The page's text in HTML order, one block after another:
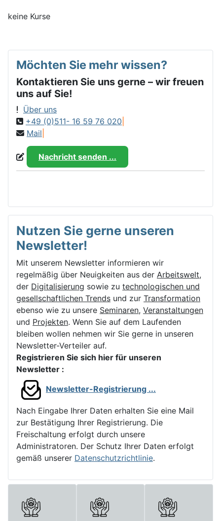
keine Kurse
Möchten Sie mehr wissen?
Kontaktieren Sie uns gerne – wir freuen
uns auf Sie!
Über uns
+49 (0)511- 16 59 76 020
Mail
Nachricht senden ...
Nutzen Sie gerne unseren
Newsletter!
Mit unserem Newsletter informieren wir
regelmäßig über Neuigkeiten aus der Arbeitswelt,
der Digitalisierung sowie zu technologischen und
gesellschaftlichen Trends und zur Transformation
ebenso wie zu unsere Seminaren, Veranstaltungen
und Projekten. Wenn Sie auf dem Laufenden
bleiben wollen nehmen wir Sie gerne in unseren
Newsletter-Verteiler auf.
Registrieren Sie sich hier für unseren
Newsletter :
Newsletter-Registrierung ...
Nach Eingabe Ihrer Daten erhalten Sie eine Mail
zur Bestätigung Ihrer Registrierung. Die
Freischaltung erfolgt durch unsere
Administratoren. Der Schutz Ihrer Daten erfolgt
gemäß unserer Datenschutzrichtlinie.